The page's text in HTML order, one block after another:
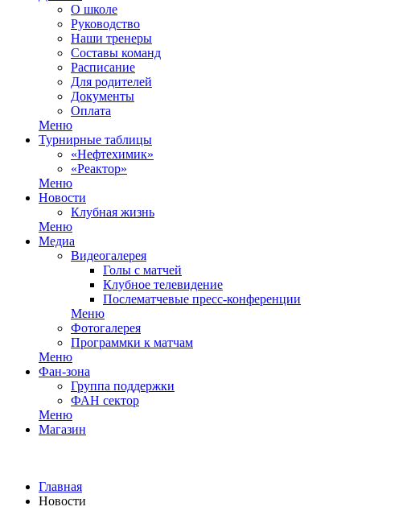
О школе
Руководство
Наши тренеры
Составы команд
Расписание
Для родителей
Документы
Оплата
Меню
Турнирные таблицы
«Нефтехимик»
«Реактор»
Меню
Новости
Клубная жизнь
Меню
Медиа
Видеогалерея
Голы с матчей
Клубное телевидение
Послематчевые пресс-конференции
Меню
Фотогалерея
Программки к матчам
Меню
Фан-зона
Группа поддержки
ФАН сектор
Меню
Магазин
Главная
Новости